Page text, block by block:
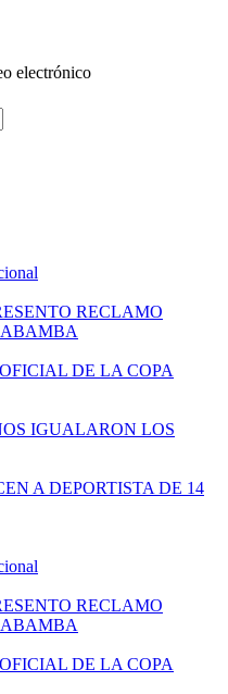
electrónico
RECLAMO
DE LA COPA
IGUALARON LOS
A DEPORTISTA DE 14
RECLAMO
DE LA COPA